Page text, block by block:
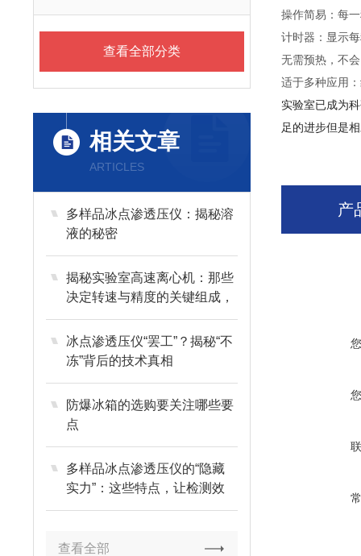
查看全部分类
相关文章
ARTICLES
多样品冰点渗透压仪：揭秘溶
液的秘密
揭秘实验室高速离心机：那些
决定转速与精度的关键组成，
你了解多少？
冰点渗透压仪“罢工”？揭秘“不
冻”背后的技术真相
防爆冰箱的选购要关注哪些要
点
多样品冰点渗透压仪的“隐藏
实力”：这些特点，让检测效
率直接翻倍！
查看全部
操作简易：每
计时器：显示
无需预热，不
适于多种应用
实验室已成为
足的进步但是
产